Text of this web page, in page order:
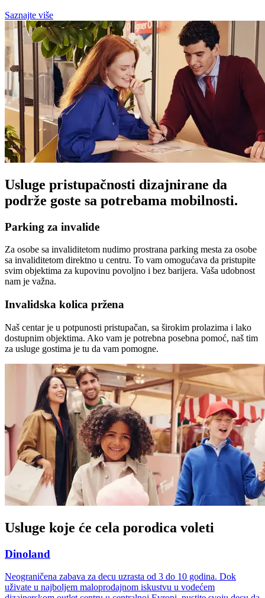
Saznajte više
Usluge pristupačnosti dizajnirane da
podrže goste sa potrebama mobilnosti.
Parking za invalide
Za osobe sa invaliditetom nudimo prostrana parking mesta za osobe
sa invaliditetom direktno u centru. To vam omogućava da pristupite
svim objektima za kupovinu povoljno i bez barijera. Vaša udobnost
nam je važna.
Invalidska kolica pržena
Naš centar je u potpunosti pristupačan, sa širokim prolazima i lako
dostupnim objektima. Ako vam je potrebna posebna pomoć, naš tim
za usluge gostima je tu da vam pomogne.
Usluge koje će cela porodica voleti
Dinoland
Neograničena zabava za decu uzrasta od 3 do 10 godina. Dok
uživate u najboljem maloprodajnom iskustvu u vodećem